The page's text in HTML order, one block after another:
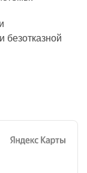
безотказной